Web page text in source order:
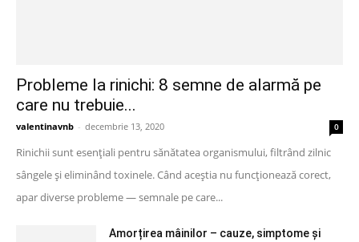
Probleme la rinichi: 8 semne de alarmă pe
care nu trebuie...
valentinavnb - decembrie 13, 2020 0
Rinichii sunt esențiali pentru sănătatea organismului, filtrând zilnic
sângele și eliminând toxinele. Când aceștia nu funcționează corect,
apar diverse probleme — semnale pe care...
Amorțirea mâinilor – cauze, simptome și